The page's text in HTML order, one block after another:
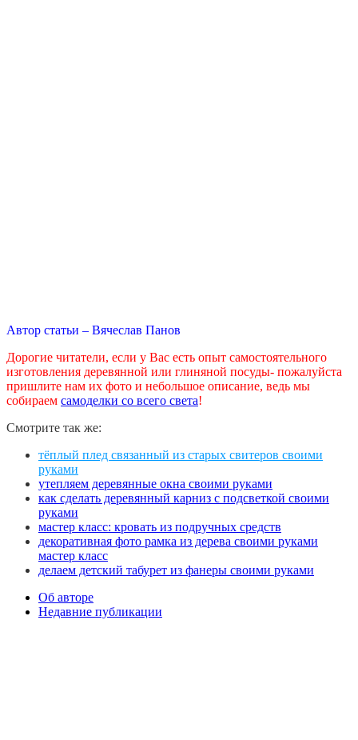
Автор статьи – Вячеслав Панов
Дорогие читатели, если у Вас есть опыт самостоятельного
изготовления деревянной или глиняной посуды- пожалуйста
пришлите нам их фото и небольшое описание, ведь мы
собираем самоделки со всего света!
Смотрите так же:
тёплый плед связанный из старых свитеров своими
руками
утепляем деревянные окна своими руками
как сделать деревянный карниз с подсветкой своими
руками
мастер класс: кровать из подручных средств
декоративная фото рамка из дерева своими руками
мастер класс
делаем детский табурет из фанеры своими руками
Об авторе
Недавние публикации